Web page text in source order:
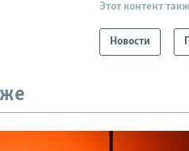
Этот контент
Новости